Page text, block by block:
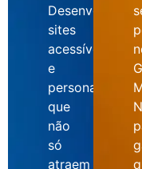
sites
acessíveis
e
personalizados
que
não
só
atraem